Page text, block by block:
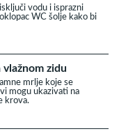
vodu i isprazni
WC šolje kako bi
zidu
mrlje koje se
mogu ukazivati na
krova.